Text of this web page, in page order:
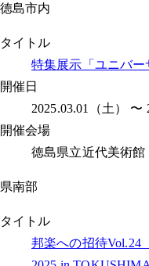
徳島市内
タイトル
特集展示「ユニバ
開催日
2025.03.01（土） 〜
開催会場
徳島県立近代美術
県南部
タイトル
邦楽への招待Vol.24